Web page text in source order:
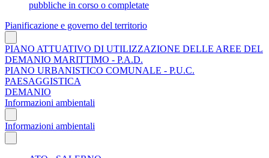
pubbliche in corso o completate
Pianificazione e governo del territorio
PIANO ATTUATIVO DI UTILIZZAZIONE DELLE AREE DEL
DEMANIO MARITTIMO - P.A.D.
PIANO URBANISTICO COMUNALE - P.U.C.
PAESAGGISTICA
DEMANIO
Informazioni ambientali
Informazioni ambientali